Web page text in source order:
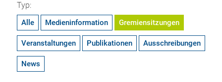
Typ:
Alle Medieninformation Gremiensitzungen
Veranstaltungen Publikationen Ausschreibungen
News